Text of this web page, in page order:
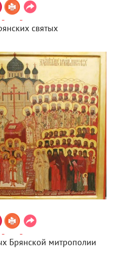
святых
Брянской митрополии